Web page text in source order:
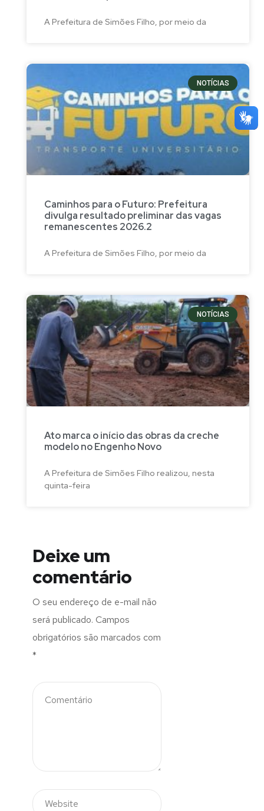
A Prefeitura de Simões Filho, por meio da
NOTÍCIAS
Caminhos para o Futuro: Prefeitura
divulga resultado preliminar das vagas
remanescentes 2026.2
A Prefeitura de Simões Filho, por meio da
NOTÍCIAS
Ato marca o início das obras da creche
modelo no Engenho Novo
A Prefeitura de Simões Filho realizou, nesta
quinta-feira
Deixe um
comentário
O seu endereço de e-mail não
será publicado. Campos
obrigatórios são marcados com
*